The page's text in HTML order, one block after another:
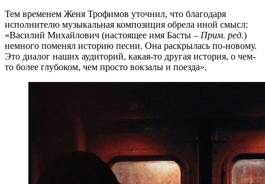
Тем временем Женя Трофимов уточнил, что благодаря
исполнителю музыкальная композиция обрела иной смысл:
«Василий Михайлович (настоящее имя Басты – Прим. ред.)
немного поменял историю песни. Она раскрылась по-новому.
Это диалог наших аудиторий, какая-то другая история, о чем-
то более глубоком, чем просто вокзалы и поезда».